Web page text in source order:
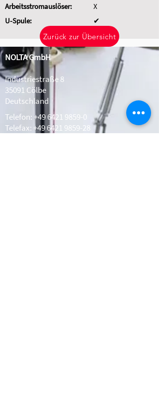
Arbeitsstromauslöser:
U-Spule:
X
✔
Zurück zur Übersicht
NOLTA GmbH
Industriestraße 8
35091 Cölbe
Deutschland
Telefon: +49 6421 9859-0
Telefax: +49 6421 9859-28